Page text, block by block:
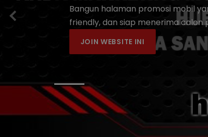
Bangun halaman promosi mobil
friendly, dan siap menerima calon
JOIN WEBSITE INI